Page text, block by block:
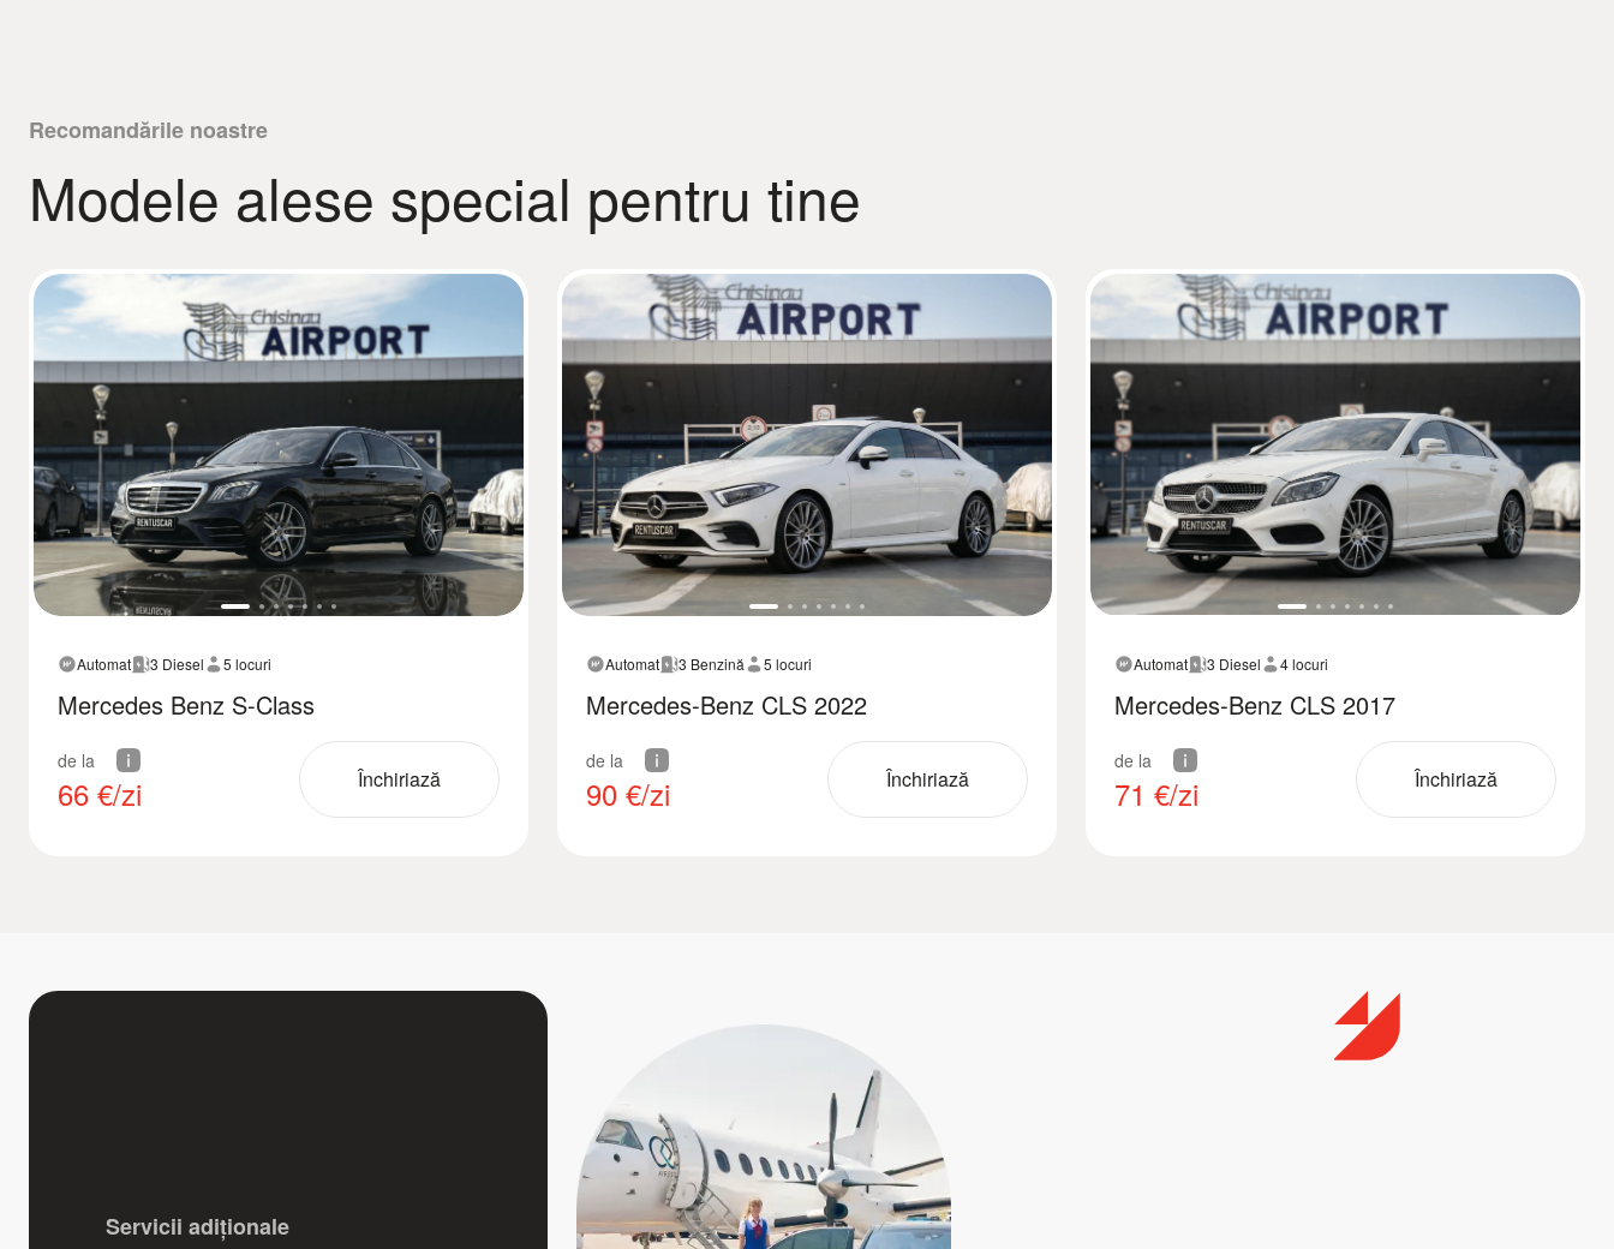
– cele mai bune oferte de chirie auto Chișinău
– chirie auto 24/24
– condiții clare și fără taxe ascunse
Rezervă acum Audi A6 și bucură-te de servicii profesionale de procat auto în Chișinău!
Recomandările noastre
Modele alese special pentru tine
Automat 3 Diesel 5 locuri
Mercedes Benz S-Class
de la
66 €/zi Închiriază
Automat 3 Benzină 5 locuri
Mercedes-Benz CLS 2022
de la
90 €/zi Închiriază
Automat 3 Diesel 4 locuri
Mercedes-Benz CLS 2017
de la
71 €/zi Închiriază
Servicii adiționale